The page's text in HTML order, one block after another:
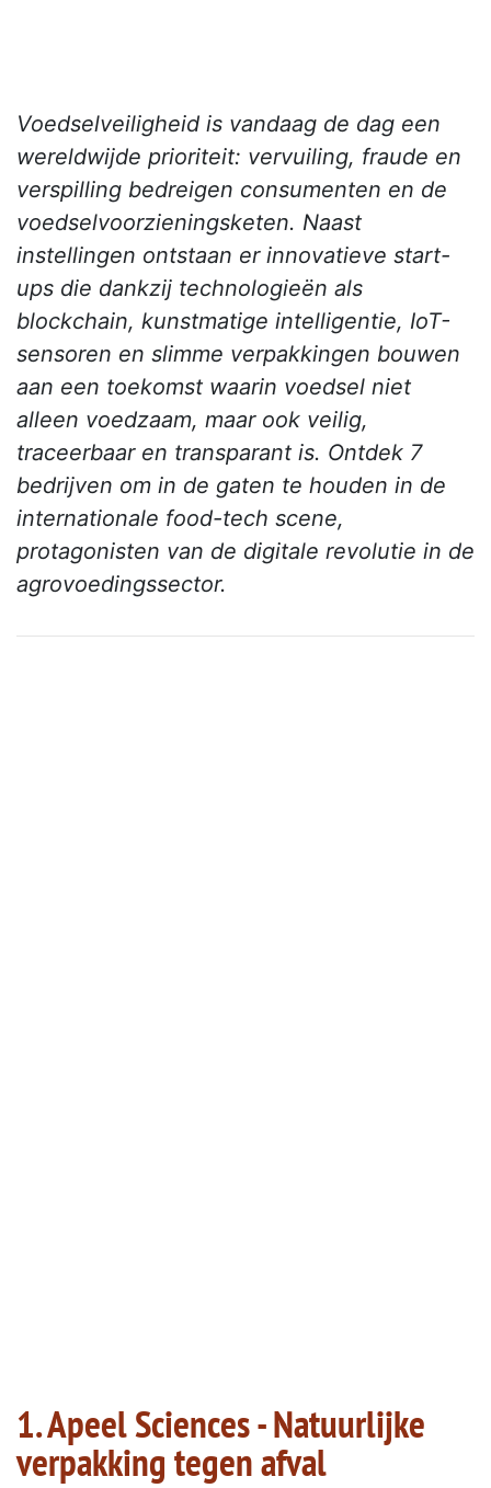
Voedselveiligheid is vandaag de dag een
wereldwijde prioriteit: vervuiling, fraude en
verspilling bedreigen consumenten en de
voedselvoorzieningsketen. Naast
instellingen ontstaan er innovatieve start-
ups die dankzij technologieën als
blockchain, kunstmatige intelligentie, IoT-
sensoren en slimme verpakkingen bouwen
aan een toekomst waarin voedsel niet
alleen voedzaam, maar ook veilig,
traceerbaar en transparant is. Ontdek 7
bedrijven om in de gaten te houden in de
internationale food-tech scene,
protagonisten van de digitale revolutie in de
agrovoedingssector.
1. Apeel Sciences - Natuurlijke
verpakking tegen afval